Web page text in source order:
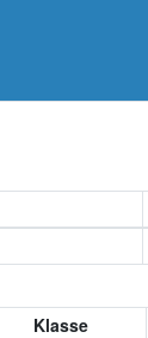
Klasse